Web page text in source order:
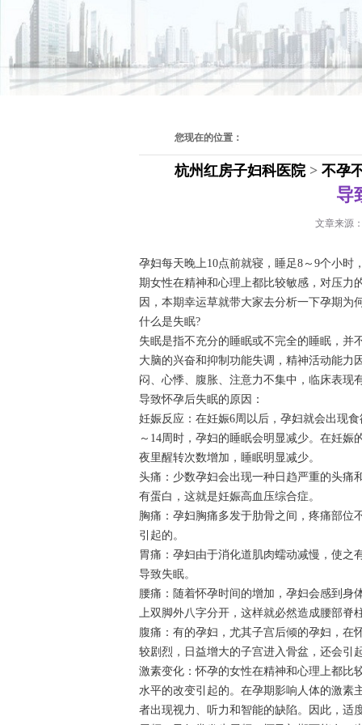
您现在的位置：
杭州红房子妇科医院> 不孕
导
文章来源
孕妇每天晚上10点前就寝，睡足8～9个小
期女性在精神和心理上都比较敏感，对压力
因，本期幸运草就带大家去分析一下孕期为
什么是失眠?
失眠是指不充分的睡眠或不完全的睡眠，并
大脑的兴奋和抑制功能失调，精神活动能力
闷、心悸、腹胀、注意力不集中，临床表现
导致怀孕后失眠的原因：
妊娠反应：在妊娠6周以后，孕妇就会出现
～14周时，孕妇的睡眠会明显减少。在妊
夜里醒转次数增加，睡眠明显减少。
头痛：少数孕妇会出现一种日趋严重的头痛
有蛋白，这就是妊娠高血压综合症。
胸痛：孕妇胸痛多发于肋骨之间，疼痛部位
引起的。
胃痛：孕妇由于消化道肌肉蠕动减慢，使之
导致失眠。
腰痛：随着怀孕时间的增加，孕妇会感到身
上双脚外八字分开，这样就必然造成腰部
腹痛：有的孕妇，尤其子宫后倾的孕妇，在
较剧烈，日益增大的子宫进入骨盆，还会引
激素变化：怀孕的女性在精神和心理上都比
水平的改变引起的。在孕期影响人体的激素
者出现视力、听力和智能的缺陷。因此，适